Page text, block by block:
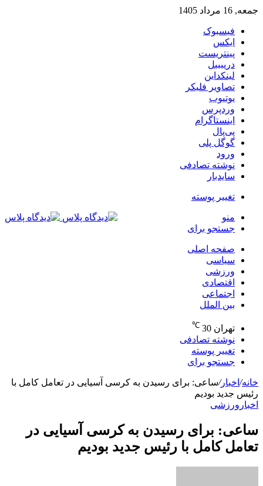
جمعه, 16 مرداد 1405
فیسبوک
ایکس
پینتریست
دریبببل
لینکداین
تصاویر فلیکر
یوتیوب
وردپرس
اینستاگرام
پی‌پال
گوگل پلی
ورود
نوشته تصادفی
سایدبار
تغییر پوسته
منو
جستجو برای
صفحه اصلی
سیاسی
ورزشی
اقتصادی
اجتماعی
بین الملل
تهران 30
℃
نوشته تصادفی
تغییر پوسته
جستجو برای
خانه/ اخبار/ساعی: برای رسیدن به کرسی آسیایی در تعامل کامل با
رئیس جدید بودیم
اخبار ورزشی
ساعی: برای رسیدن به کرسی آسیایی در
تعامل کامل با رئیس جدید بودیم